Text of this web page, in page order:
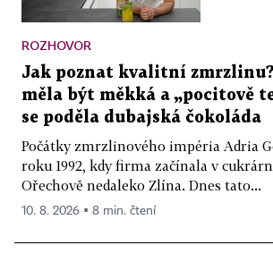
ROZHOVOR
Jak poznat kvalitní
měla být měkká a „pocitově
se poděla dubajská čokoláda
Počátky zmrzlinového impéria Adria
roku 1992, kdy firma začínala v
Ořechově nedaleko Zlína. Dnes tato...
10. 8. 2026 ▪ 8 min. čtení